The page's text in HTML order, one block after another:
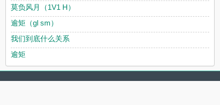
莫负风月（1V1 H）
逾矩（gl sm）
我们到底什么关系
逾矩